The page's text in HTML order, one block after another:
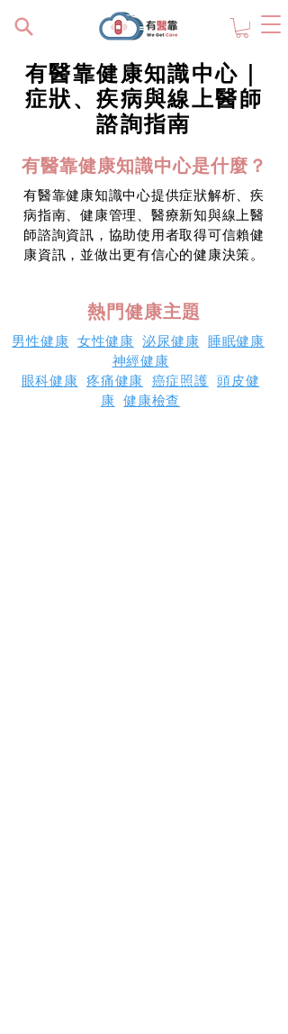
有醫靠健康知識中心｜
症狀、疾病與線上醫師
諮詢指南
有醫靠健康知識中心是什麼？
有醫靠健康知識中心提供症狀解析、疾
病指南、健康管理、醫療新知與線上醫
師諮詢資訊，協助使用者取得可信賴健
康資訊，並做出更有信心的健康決策。
熱門健康主題
男性健康 女性健康 泌尿健康 睡眠健康
神經健康
眼科健康 疼痛健康 癌症照護 頭皮健
康 健康檢查